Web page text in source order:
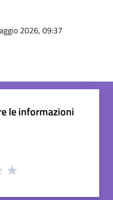
2026, 09:37
le informazioni